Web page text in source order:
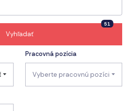
Vyhľadať
51
manažérstva
Pracovná pozícia
Vyberte pracovnú pozíciu